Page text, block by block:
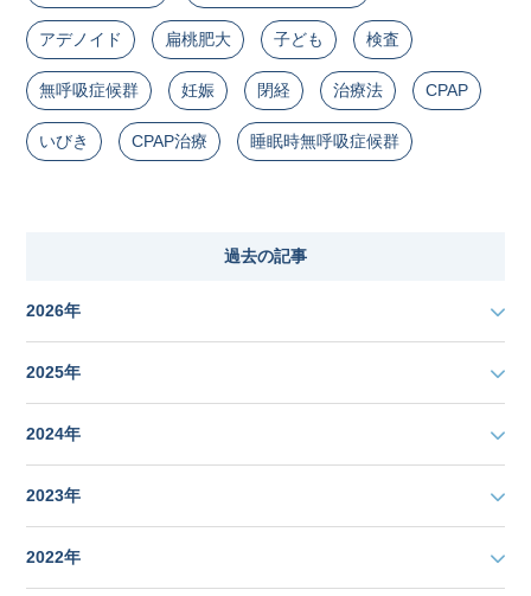
アデノイド 扁桃肥大 子ども 検査
無呼吸症候群 妊娠 閉経 治療法 CPAP
いびき CPAP治療 睡眠時無呼吸症候群
過去の記事
2026年
2025年
2024年
2023年
2022年